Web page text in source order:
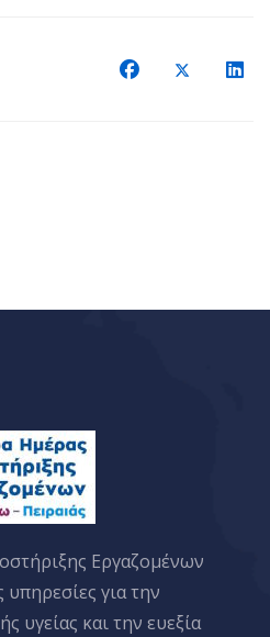
του ΚΗΥΕ Αιγάλεω σε ημερίδα
ΚΗΥΕ Αιγάλεω φιλοξενήθηκε από
Εργαζομένων
υπηρεσίες για την
υγείας και την ευεξία